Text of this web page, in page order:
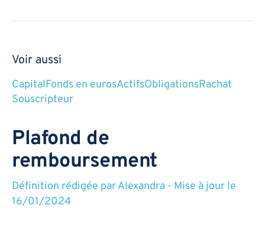
Voir aussi
CapitalFonds en eurosActifsObligationsRachat
Souscripteur
Plafond de
remboursement
Définition rédigée parAlexandra - Mise à jour le
16/01/2024